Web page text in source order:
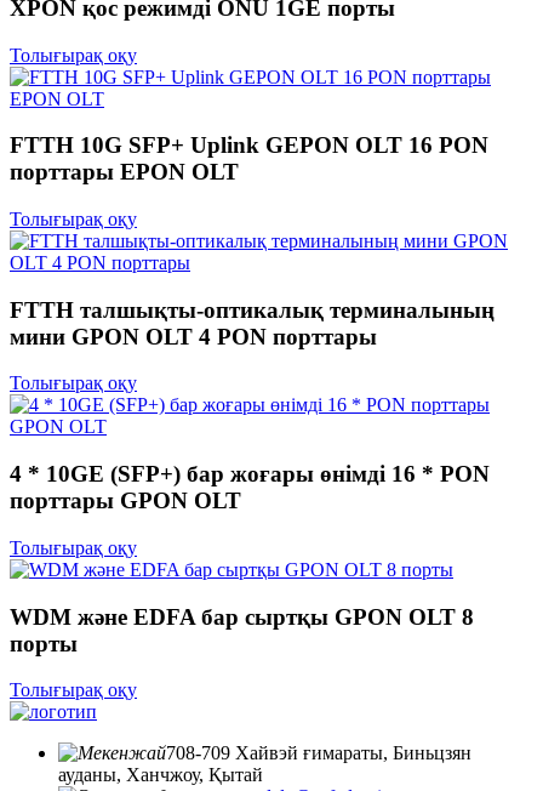
XPON қос режимді ONU 1GE порты
Толығырақ оқу
FTTH 10G SFP+ Uplink GEPON OLT 16 PON
порттары EPON OLT
Толығырақ оқу
FTTH талшықты-оптикалық терминалының
мини GPON OLT 4 PON порттары
Толығырақ оқу
4 * 10GE (SFP+) бар жоғары өнімді 16 * PON
порттары GPON OLT
Толығырақ оқу
WDM және EDFA бар сыртқы GPON OLT 8
порты
Толығырақ оқу
708-709 Хайвэй ғимараты, Биньцзян
ауданы, Ханчжоу, Қытай